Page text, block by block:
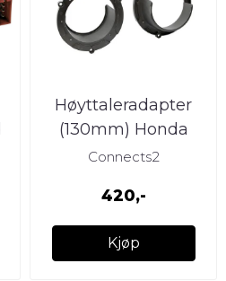
Høyttaleradapter
(130mm) Honda
Accord (1999 - 2008)
Connects2
420,-
Kjøp